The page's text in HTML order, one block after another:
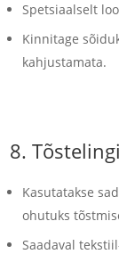
Spetsiaalselt
Kinnitage
kahjustamata.
8.
Kasutatakse
ohutuks
Saadaval